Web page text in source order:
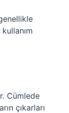
kullanım
Cümlede
çıkarları